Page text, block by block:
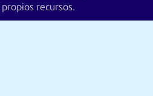
recursos.